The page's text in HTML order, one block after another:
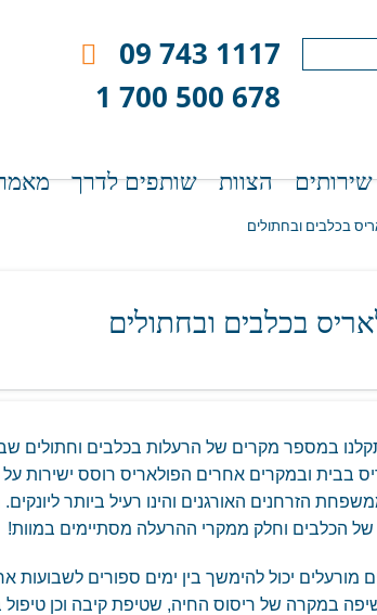
09 743 1117
1 700 500 678
שירותים הצוות שותפים לדרך
בכלבים ובחתולים
בכלבים ובחתולים
במספר מקרים של הרעלות בכלבים וחתולים
בבית ובמקרים אחרים הפולאריס רוסס ישירות על
הזרחנים האורגנים והינו רעיל ביותר
של הכלבים וחלק ממקרי ההרעלה מסתיימים במוות!
מורעלים יכול להימשך בין ימים ספורים לשבועות
במקרה של ריסוס החיה, שטיפת קיבה וכן